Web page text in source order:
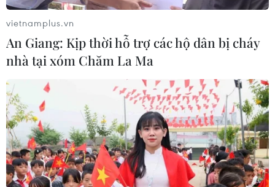
vietnamplus.vn
An Giang: Kịp thời hỗ trợ các hộ dân bị cháy
nhà tại xóm Chăm La Ma